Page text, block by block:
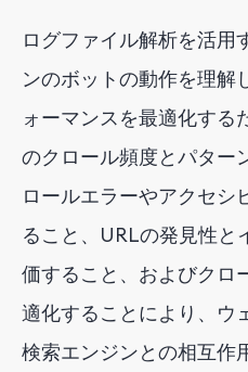
ログファイル解析を活用
ンのボットの動作を理解
ォーマンスを最適化する
のクロール頻度とパター
ロールエラーやアクセシ
ること、URLの発見性と
価すること、およびクロ
適化することにより、ウ
検索エンジンとの相互作